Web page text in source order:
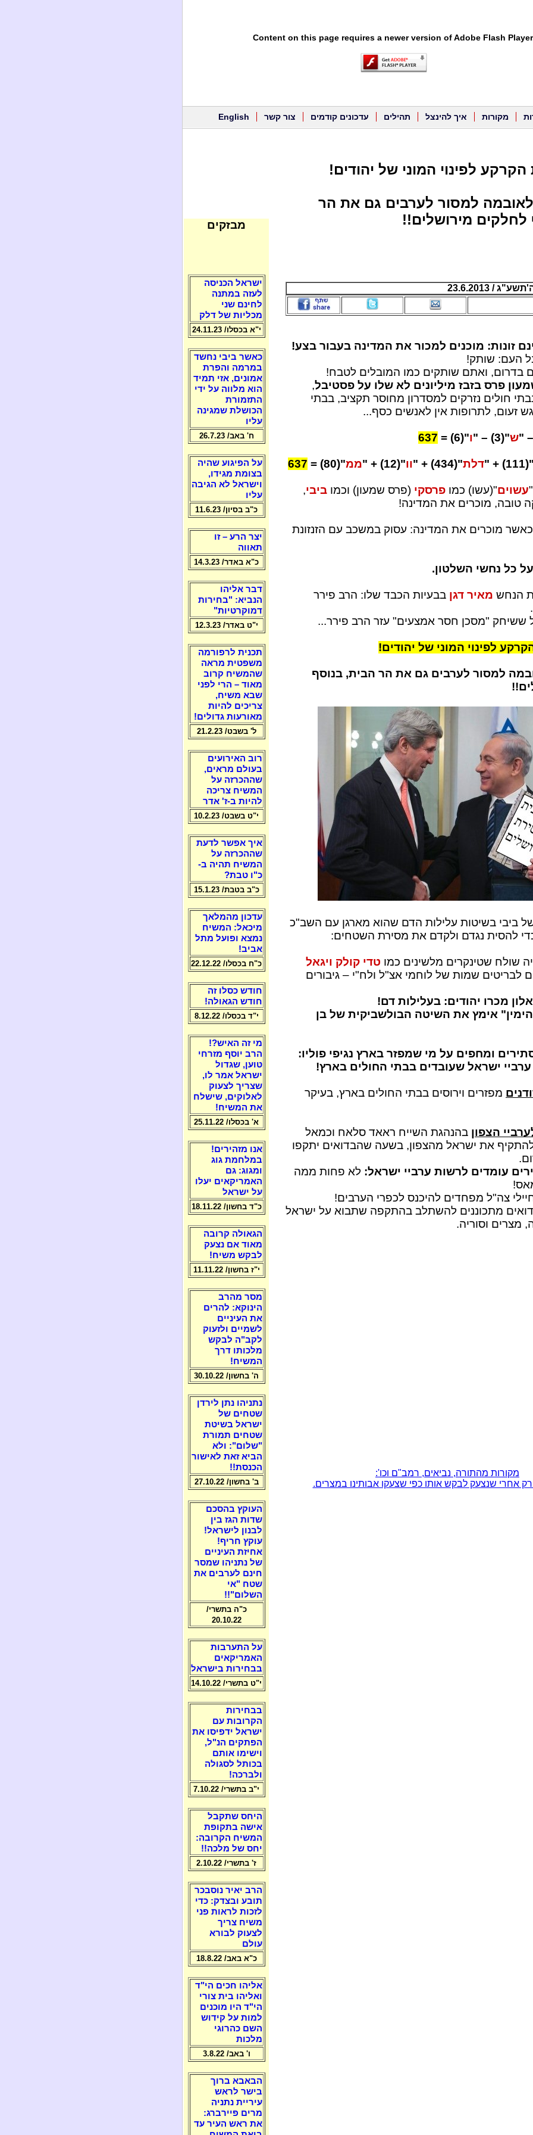
Content on this page requires a newer version of Adobe Flash
מקורות איך להינצל תהילים עדכונים קודמים צור קשר English
הקרקע לפינוי המוני של יהודים!
למסור לערבים גם את הר
לחלקים מירושלים!!
/ 23.6.2013
זונות: מוכנים למכור את המדינה בעבור בצע!
העם: שותק!
בדרום, ואתם שותקים כמו המובלים לטבח!
פרס בזבז מיליונים לא שלו על פסטיבל,
חולים נזרקים למסדרון מחוסר תקציב, בבתי
זעום, לתרופות אין לאנשים כסף...
ש"(3) – " ו"(6) =
637
"(111) + " דלת"(434) + " וו"(12) + " ממ"(80) =
637
עשוים"(עשו) כמו פרסקי (פרס שמעון) וכמו ביבי,
טובה, מוכרים את המדינה!
כאשר מוכרים את המדינה: עסוק במשכב עם הזנזונת
כל נחשי השלטון.
הנחש מאיר דגן בבעיות הכבד שלו: הרב פירר
ששיחק "מסכן חסר אמצעים" עזר הרב פירר...
לפינוי המוני של יהודים!
למסור לערבים גם את הר הבית, בנוסף
ביבי בשיטות עלילות הדם שהוא מארגן עם השב"כ
להסית נגדם ולקדם את מסירת השטחים:
שולח שטינקרים מלשינים כמו טדי קולק ויגאל
לבריטים שמות של לוחמי אצ"ל ולח"י – גיבורים
מכרו יהודים: בעלילות דם!
אימץ את השיטה הבולשביקית של בן
ומחפים על מי שמפזר בארץ נגיפי פוליו:
ערביי ישראל שעובדים בבתי החולים בארץ!
מפזרים וירוסים בבתי החולים בארץ, בעיקר
הצפון בהנהגת השייח ראאד סלאח וכמאל
להתקיף את ישראל מהצפון, בשעה שהבדואים יתקפו
עומדים לרשות ערביי ישראל: לא פחות ממה
צה"ל מפחדים להיכנס לכפרי הערבים!
מתכוננים להשתלב בהתקפה שתבוא על ישראל
מצרים וסוריה.
מקורות מהתורה, נביאים, רמב"ם וכו':
אחרי שנצעק לבקש אותו כפי שצעקו אבותינו במצרים.
מבזקים
ישראל הכניסה
לעזה במתנה
לחינם שני
מכליות של דלק
י"א בכסלו/ 24.11.23
כאשר ביבי נחשד
במרמה והפרת
אמונים, אזי תמיד
הוא מלווה על ידי
התזמורת
הכושלת שמגינה
עליו
ח' באב/ 26.7.23
על הפיגוע שהיה
בצומת מגידו,
וישראל לא הגיבה
עליו
כ"ב בסיון/ 11.6.23
יצר הרע – זו
תאווה
כ"א באדר/ 14.3.23
דבר אליהו
הנביא: "בחירות
דמוקרטיות"
י"ט באדר/ 12.3.23
תכנית לרפורמה
משפטית מראה
שהמשיח קרוב
מאוד – הרי לפני
שבא משיח,
צריכים להיות
מאורעות גדולים!
ל' בשבט/ 21.2.23
רוב האירועים
בעולם מראים,
שההכרזה על
המשיח צריכה
להיות ב-ז' אדר
י"ט בשבט/ 10.2.23
איך אפשר לדעת
שההכרזה על
המשיח תהיה ב-
כ"ו טבת?
כ"ב בטבת/ 15.1.23
עדכון מהמלאך
מיכאל: המשיח
נמצא ופועל מתל
אביב!
כ"ח בכסלו/ 22.12.22
חודש כסלו זה
חודש הגאולה!
י"ד בכסלו/ 8.12.22
מי זה האיש?!
הרב יוסף מזרחי
טוען, שגדול
ישראל אמר לו,
שצריך לצעוק
לאלוקים, שישלח
את המשיח!
א' בכסלו/ 25.11.22
אנו מזהירים!
במלחמת גוג
ומגוג: גם
האמריקאים יעלו
על ישראל
כ"ד בחשון/ 18.11.22
הגאולה קרובה
מאוד אם נצעק
לבקש משיח!
י"ז בחשון/ 11.11.22
מסר מהרב
הינוקא: להרים
את העיניים
לשמיים ולזעוק
לקב"ה לבקש
מלכותו דרך
המשיח!
ה' בחשון/ 30.10.22
נתניהו נתן לירדן
שטחים של
ישראל בשיטת
שטחים תמורת
"שלום": ולא
הביא זאת לאישור
הכנסת!!
ב' בחשון/ 27.10.22
העוקץ בהסכם
שדות הגז בין
לבנון לישראל!
עוקץ חריף!
אחיזת העיניים
של נתניהו שמסר
חינם לערבים את
שטח "אי
השלום"!!
כ"ה בתשרי/
20.10.22
על התערבות
האמריקאים
בבחירות בישראל
י"ט בתשרי/ 14.10.22
בבחירות
הקרובות עם
ישראל ידפיסו את
הפתקים הנ"ל,
וישימו אותם
בכותל לסגולה
ולברכה!
י"ב בתשרי/ 7.10.22
היחס שתקבל
אישה בתקופת
המשיח הקרובה:
יחס של מלכה!!
ז' בתשרי/ 2.10.22
הרב יאיר נוסבכר
תובע ובצדק: כדי
לזכות לראות פני
משיח צריך
לצעוק לבורא
עולם
כ"א באב/ 18.8.22
אליהו חכים הי"ד
ואליהו בית צורי
הי"ד היו מוכנים
למות על קידוש
השם כהרוגי
מלכות
ו' באב/ 3.8.22
הבאבא ברוך
בישר לראש
עיריית נתניה
מרים פיירברג:
את ראש העיר עד